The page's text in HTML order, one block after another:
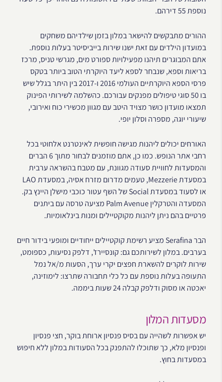
נוספת 55 דירהם.
ההורים מתבקשים להישאר במלון בזמן שילדיהם משחקים
במועדון הילדים עם זאת ישנו שירות בייביסיטר בעלות נוספת.
אתם המבוגרים תיהנו מפעילויות ספורט מים, מגרשי טניס, מרכז
בריאות וספא, שנבחר לספא ליעד היוקרתי הטוב ביותר בטקס
פרסי הספא היוקרתיים העולמי 2016 ו-2017 בין היתר בגלל שיש
בו 50 סוגי טיפולים מפנקים עבורכם. כהשלמה לשירותי הפינוק
תמצאו מועדון כושר מצויד היטב עם מגוון מכשירי כוח ואירובי,
שיעורי יוגה, מספרה וסלון יופי.
האורחים יכולים ליהנות מגישה חופשית לאינטרנט אלחוטי בכל
רחבי אתר הנופש. כמו כן, אתם מוזמנים לבחור מתוך 6 הברים
והמסעדות לחוויית סעודה מגוונת, עם מטבח בהשראה ערבית
במסעדת Mezzerie, טעמים מדרום מזרח אסיה, במסעדת LAO
או לסעוד במסעדת Social של השף עטור כוכבי מישלן היינץ בק.
המסעדה והטרקלין Palm Avenue מציעה טרסה עם ביתנים
פרטיים בהם ניתן ליהנות מקוקטיילים ומנות בינלאומיות.
הבר Serafina מציע רשימת קוקטיילים ייחודיים ומופעי בידור חיים
בערבים. במלון לשירותכם גם: קונסיירז', דלפק נסיעות, כספומט,
שירות לוקרים להשארת חפצים יקרי ערך, הסעות מ/אל נמל
התעופה בעלות נוספת עם כל כלי תחבורה שתרצו: לימוזינה,
יאכטה או מסוק ודלפק קבלה 24 שעות ביממה.
מסעדות המלון
יש אפשרות לשהייה עם בסיס פנסיון ארוחת בוקר, חצי פנסיון
ופנסיון מלא, כך שתוכלו להתפנק בכל הסעודות במלון ללא חיפוש
במסעדות בחוץ.